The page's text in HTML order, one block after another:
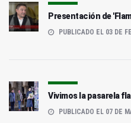
Presentación de
PUBLICADO EL 03 DE
Vivimos la pasarela
PUBLICADO EL 07 DE